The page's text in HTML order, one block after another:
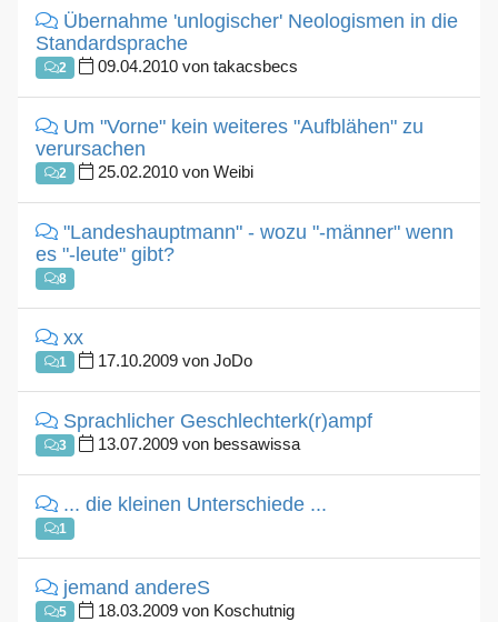
Übernahme 'unlogischer' Neologismen in die
Standardsprache
2 09.04.2010 von takacsbecs
Um "Vorne" kein weiteres "Aufblähen" zu
verursachen
2 25.02.2010 von Weibi
"Landeshauptmann" - wozu "-männer" wenn
es "-leute" gibt?
8
xx
1 17.10.2009 von JoDo
Sprachlicher Geschlechterk(r)ampf
3 13.07.2009 von bessawissa
... die kleinen Unterschiede ...
1
jemand andereS
5 18.03.2009 von Koschutnig